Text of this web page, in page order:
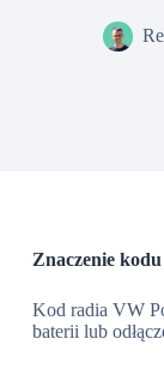
Znaczenie
Kod radia VW
baterii lub